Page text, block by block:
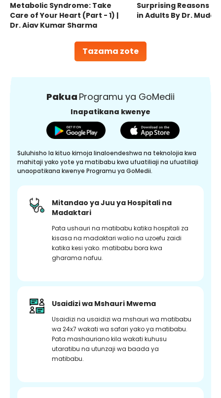
Tazama zote
Metabolic Syndrome: Take
Care of Your Heart (Part - 1) |
Dr. Ajay Kumar Sharma
Surprising Reasons
in Adults By Dr.
Pakua Programu ya GoMedii
Inapatikana kwenye
Suluhisho la kituo kimoja linaloendeshwa na teknolojia kwa
mahitaji yako yote ya matibabu kwa ufuatiliaji na ufuatiliaji
unaopatikana kwenye Programu ya GoMedii.
Mitandao ya Juu ya Hospitali na
Madaktari
Pata ushauri na matibabu katika hospitali za
kisasa na madaktari walio na uzoefu zaidi
katika kesi yako. matibabu bora kwa
gharama nafuu.
Usaidizi wa Mshauri Mwema
Usaidizi na usaidizi wa mshauri wa matibabu
wa 24x7 wakati wa safari yako ya matibabu.
Pata mashauriano kila wakati kuhusu
utaratibu na utunzaji wa baada ya
matibabu.